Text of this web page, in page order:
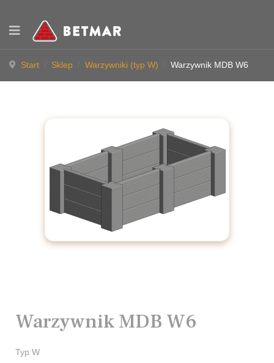
Start Sklep Warzywniki (typ W) Warzywnik MDB W6
Warzywnik MDB W6
Typ W